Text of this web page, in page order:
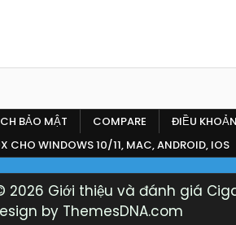
BẢO MẬT COMPARE ĐIỀU
CHO WINDOWS 10/11, MAC, ANDROID, IOS
2026 Giới thiệu và đánh giá
by ThemesDNA.com